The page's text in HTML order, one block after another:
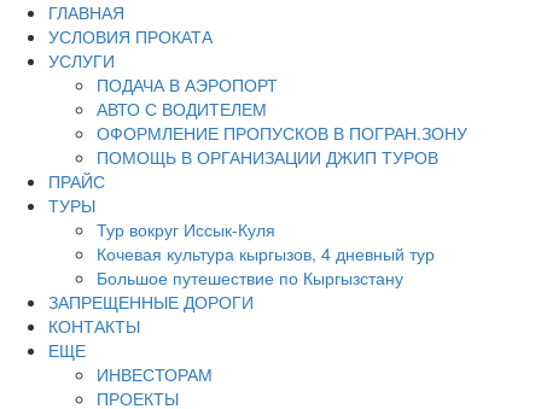
ГЛАВНАЯ
УСЛОВИЯ ПРОКАТА
УСЛУГИ
ПОДАЧА В АЭРОПОРТ
АВТО С ВОДИТЕЛЕМ
ОФОРМЛЕНИЕ ПРОПУСКОВ В ПОГРАН.ЗОНУ
ПОМОЩЬ В ОРГАНИЗАЦИИ ДЖИП ТУРОВ
ПРАЙС
ТУРЫ
Тур вокруг Иссык-Куля
Кочевая культура кыргызов, 4 дневный тур
Большое путешествие по Кыргызстану
ЗАПРЕЩЕННЫЕ ДОРОГИ
КОНТАКТЫ
ЕЩЕ
ИНВЕСТОРАМ
ПРОЕКТЫ